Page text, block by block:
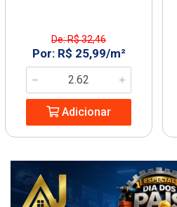
De: R$ 32,46
Por: R$ 25,99/m²
Adicionar